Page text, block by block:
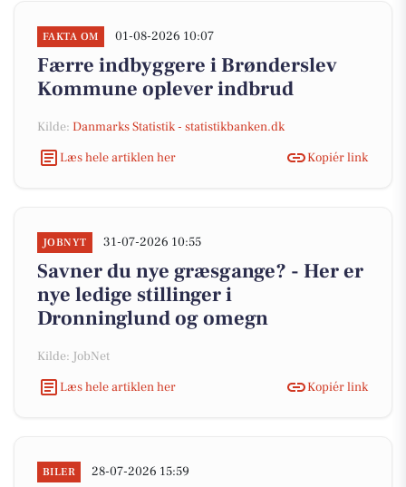
FAKTA OM 01-08-2026 10:07
Færre indbyggere i Brønderslev
Kommune oplever indbrud
Kilde: Danmarks Statistik - statistikbanken.dk
Læs hele artiklen her
Kopiér link
JOBNYT 31-07-2026 10:55
Savner du nye græsgange? - Her er
nye ledige stillinger i
Dronninglund og omegn
Kilde: JobNet
Læs hele artiklen her
Kopiér link
BILER 28-07-2026 15:59